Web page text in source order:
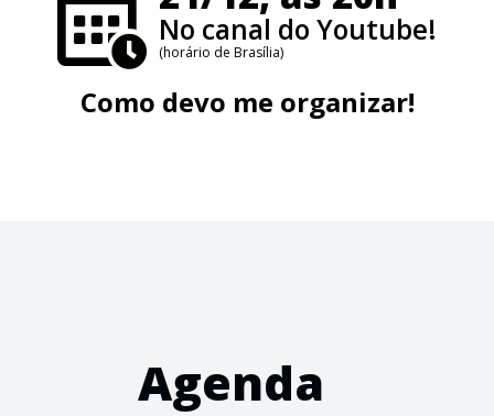
No canal do Youtube!
(horário de Brasília)
Como devo me organizar!
Agenda